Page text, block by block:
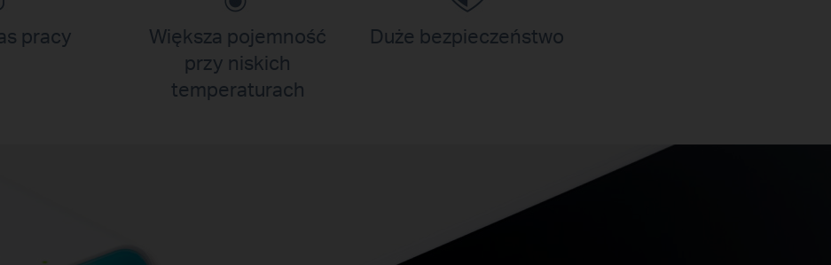
pracy
Większa pojemność
przy niskich
temperaturach
Duże bezpieczeństwo